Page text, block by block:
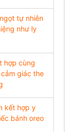
tự nhiên
như ly
hợp cùng
giác the
kết hợp y
bánh oreo